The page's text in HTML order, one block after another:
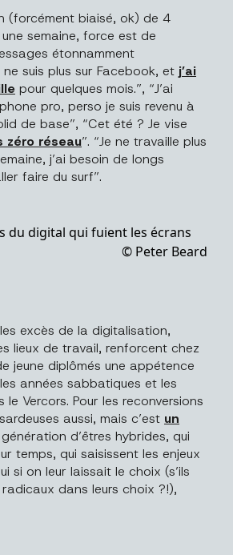
(forcément biaisé, ok) de 4
semaine, force est de
étonnamment
ne suis plus sur Facebook, et j’ai
pour quelques mois.”, “J’ai
pro, perso je suis revenu à
de base”, “Cet été ? Je vise
zéro réseau”. “Je ne travaille plus
j’ai besoin de longs
faire du surf”.
© Peter Beard
excès de la digitalisation,
lieux de travail, renforcent chez
jeune diplômés une appétence
années sabbatiques et les
Vercors. Pour les reconversions
aussi, mais c’est un
d’êtres hybrides, qui
temps, qui saisissent les enjeux
si on leur laissait le choix (s’ils
dans leurs choix ?!),